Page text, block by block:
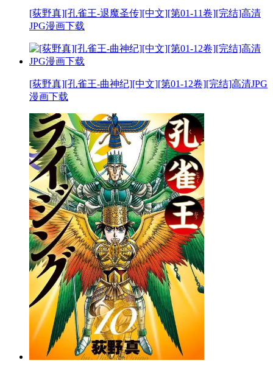
[荻野真][孔雀王-退魔圣传][中文][第01-11卷][完结]高清
JPG漫画下载
[荻野真][孔雀王-曲神纪][中文][第01-12卷][完结]高清JPG
漫画下载